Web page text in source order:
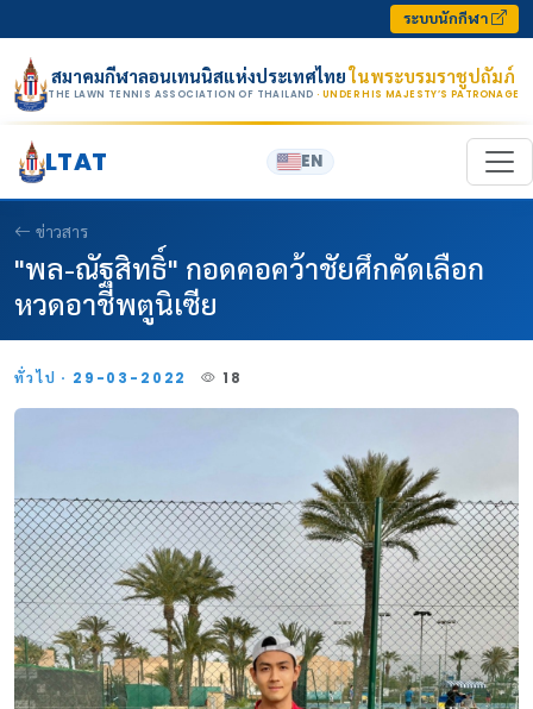
ระบบนักกีฬา
สมาคมกีฬาลอนเทนนิสแห่งประเทศไทยในพระบรมราชูปถัมภ์
THE LAWN TENNIS ASSOCIATION OF THAILAND · UNDER HIS MAJESTY’S PATRONAGE
LTAT EN
ข่าวสาร
"พล-ณัฐสิทธิ์" กอดคอคว้าชัยศึกคัดเลือก
หวดอาชีพตูนิเซีย
ทั่วไป · 29-03-2022 18